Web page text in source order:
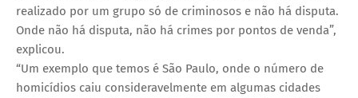
realizado por um grupo só de criminosos e não há disputa.
Onde não há disputa, não há crimes por pontos de venda”,
explicou.
“Um exemplo que temos é São Paulo, onde o número de
homicídios caiu consideravelmente em algumas cidades